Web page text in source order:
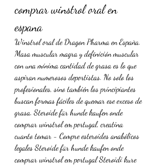
comprar winstrol oral en
espana
Winstrol oral de Dragon Pharma en España.
Masa muscular magra y definición muscular
con una mínima cantidad de grasa es lo que
aspiran numerosos deportistas. No solo los
profesionales, sino también los principiantes
buscan formas fáciles de quemar ese exceso de
grasa. Steroide für hunde kaufen onde
comprar winstrol em portugal, creatina
cuanto tomar - Compre esteroides anabólicos
legales Steroide für hunde kaufen onde
comprar winstrol em portugal Steroidi kure